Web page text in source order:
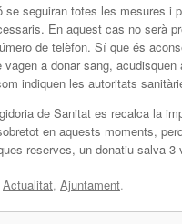
se seguiran totes les mesures i
En aquest cas no serà
de telèfon. Sí que és
vagen a donar sang, acudisquen
indiquen les autoritats
de Sanitat es recalca la
en aquests moments,
reserves, un donatiu salva 3
Actualitat, Ajuntament.